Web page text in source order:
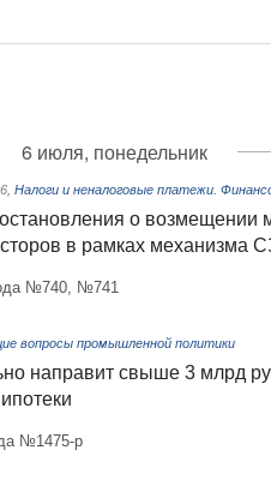
6 июля, понедельник
Налоги и неналоговые платежи.
о возмещении
в рамках механизма
№740, №741
вопросы промышленной политики
направит свыше 3 млрд
№1475-р